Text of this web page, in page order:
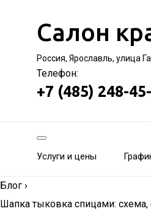
Салон
Россия, Ярославль, улица
Телефон:
+7 (485) 248-45-
Услуги и цены
Блог ›
Шапка тыковка спицами: схема,